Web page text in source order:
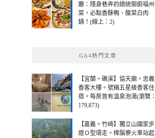
廳：隱身巷弄的總統御廚福州
菜，必點香酥鴨、酸菜白肉
鍋！(線上：2)
GA4熱門文章
【宜蘭。礁溪】協天廟。忠義
香客大樓。號稱五星級香客住
宿。每房皆有溫泉泡湯(瀏覽：
179,873)
【嘉義。竹崎】獨立山國家步
道Ｏ型環走。樟腦寮火車站起